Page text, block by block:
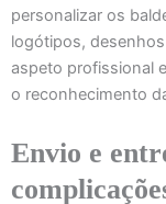
personalizar os
logótipos,
aspeto profissional
o reconhecimento
Envio e